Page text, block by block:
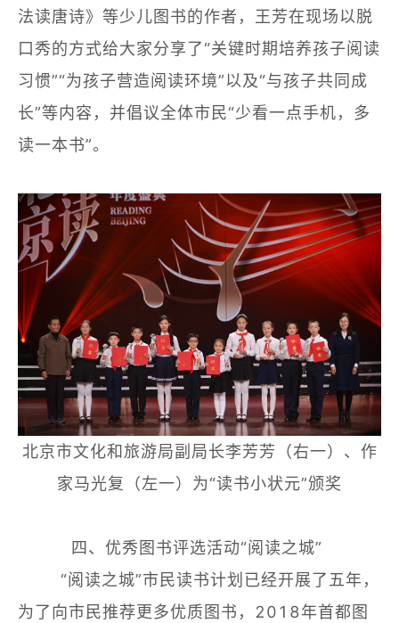
法读唐诗》等少儿图书的作者，王芳在现场以脱
口秀的方式给大家分享了“关键时期培养孩子阅读
习惯”“为孩子营造阅读环境”以及“与孩子共同成
长”等内容，并倡议全体市民“少看一点手机，多
读一本书”。
北京市文化和旅游局副局长李芳芳（右一）、作
家马光复（左一）为“读书小状元”颁奖
四、优秀图书评选活动“阅读之城”
“阅读之城”市民读书计划已经开展了五年，
为了向市民推荐更多优质图书，2018年首都图